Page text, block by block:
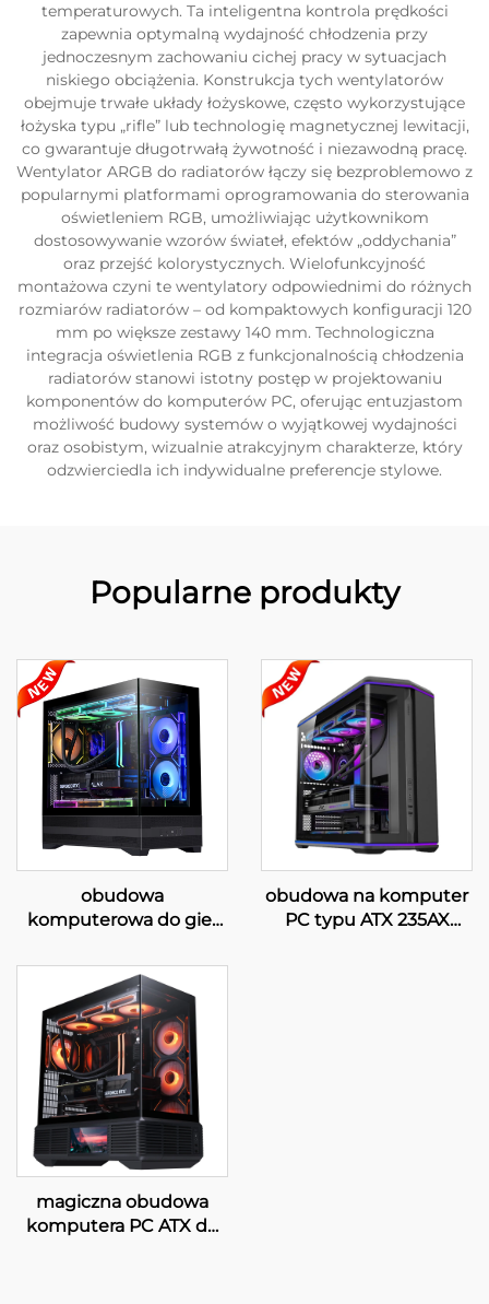
temperaturowych. Ta inteligentna kontrola prędkości
zapewnia optymalną wydajność chłodzenia przy
jednoczesnym zachowaniu cichej pracy w sytuacjach
niskiego obciążenia. Konstrukcja tych wentylatorów
obejmuje trwałe układy łożyskowe, często wykorzystujące
łożyska typu „rifle” lub technologię magnetycznej lewitacji,
co gwarantuje długotrwałą żywotność i niezawodną pracę.
Wentylator ARGB do radiatorów łączy się bezproblemowo z
popularnymi platformami oprogramowania do sterowania
oświetleniem RGB, umożliwiając użytkownikom
dostosowywanie wzorów świateł, efektów „oddychania”
oraz przejść kolorystycznych. Wielofunkcyjność
montażowa czyni te wentylatory odpowiednimi do różnych
rozmiarów radiatorów – od kompaktowych konfiguracji 120
mm po większe zestawy 140 mm. Technologiczna
integracja oświetlenia RGB z funkcjonalnością chłodzenia
radiatorów stanowi istotny postęp w projektowaniu
komponentów do komputerów PC, oferując entuzjastom
możliwość budowy systemów o wyjątkowej wydajności
oraz osobistym, wizualnie atrakcyjnym charakterze, który
odzwierciedla ich indywidualne preferencje stylowe.
Popularne produkty
obudowa
komputerowa do gier
obudowa na komputer
PC typu ATX 235AX
magiczna obudowa
komputera PC ATX do